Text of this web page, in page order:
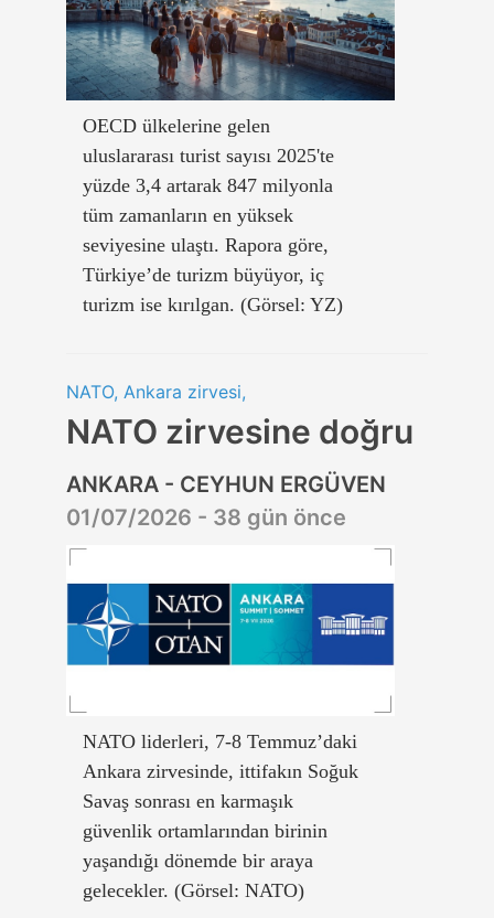
OECD ülkelerine gelen
uluslararası turist sayısı 2025'te
yüzde 3,4 artarak 847 milyonla
tüm zamanların en yüksek
seviyesine ulaştı. Rapora göre,
Türkiye’de turizm büyüyor, iç
turizm ise kırılgan. (Görsel: YZ)
NATO, Ankara zirvesi,
NATO zirvesine doğru
ANKARA - CEYHUN ERGÜVEN
01/07/2026 - 38 gün önce
NATO liderleri, 7-8 Temmuz’daki
Ankara zirvesinde, ittifakın Soğuk
Savaş sonrası en karmaşık
güvenlik ortamlarından birinin
yaşandığı dönemde bir araya
gelecekler. (Görsel: NATO)